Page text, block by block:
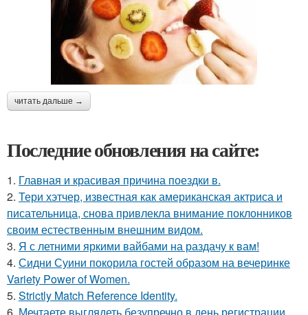
читать дальше →
Последние обновления на сайте:
1. Главная и красивая причина поездки в.
2. Тери хэтчер, известная как американская актриса и
писательница, снова привлекла внимание поклонников
своим естественным внешним видом.
3. Я с летними яркими вайбами на раздачу к вам!
4. Сидни Суини покорила гостей образом на вечеринке
Variety Power of Women.
5. Strictly Match Reference Identity.